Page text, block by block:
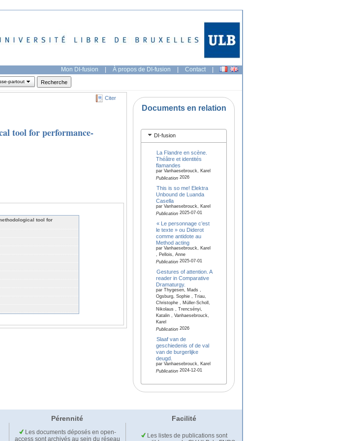
Mon DI-fusion | À propos de DI-fusion | Contact |
partout
Citer
tool for performance-
tool for
Documents en relation
DI-fusion
La Flandre en scène.
Théâtre et identités
flamandes
par Vanhaesebrouck, Karel
Publication2026
This is so me! Elektra
Unbound de Luanda
Casella
par Vanhaesebrouck, Karel
Publication2025-07-01
« Le personnage c’est
le texte » ou Diderot
comme antidote au
Method acting
par Vanhaesebrouck, Karel
, Pellois, Anne
Publication2025-07-01
Gestures of attention. A
reader in Comparative
Dramaturgy.
par Thygesen, Mads ,
Ogsburg, Sophie , Triau,
Christophe , Müller-Scholl,
Nikolaus , Trencsényi,
Katalin , Vanhaesebrouck,
Karel
Publication2026
Slaaf van de
geschiedenis of de val
van de burgerlijke
deugd.
par Vanhaesebrouck, Karel
Publication2024-12-01
Pérennité Facilité
Les documents déposés en open-
access sont archivés au sein du réseau
Les listes de publications sont